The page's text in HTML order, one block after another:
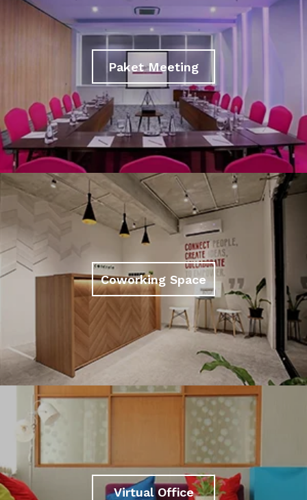
Paket Meeting
Coworking Space
Virtual Office